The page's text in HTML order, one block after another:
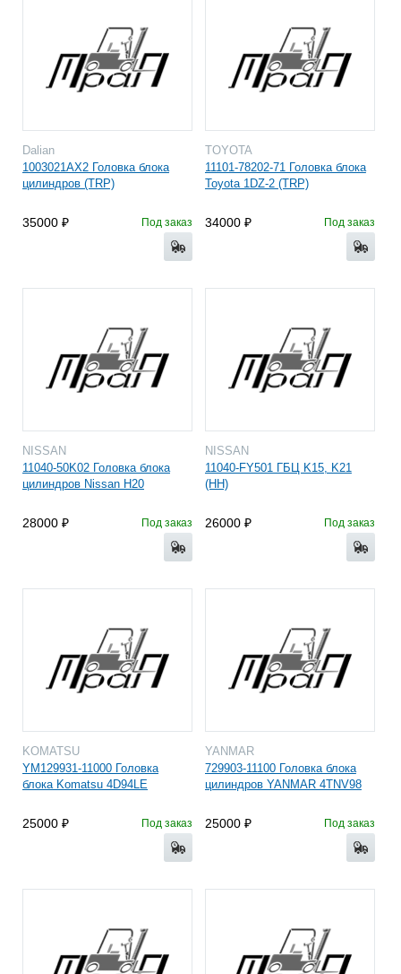
Dalian
1003021AX2 Головка блока
цилиндров (TRP)
35000 Под заказ
TOYOTA
11101-78202-71 Головка блока
Toyota 1DZ-2 (TRP)
34000 Под заказ
NISSAN
11040-50K02 Головка блока
цилиндров Nissan H20
28000 Под заказ
NISSAN
11040-FY501 ГБЦ K15, K21
(HH)
26000 Под заказ
KOMATSU
YM129931-11000 Головка
блока Komatsu 4D94LE
25000 Под заказ
YANMAR
729903-11100 Головка блока
цилиндров YANMAR 4TNV98
25000 Под заказ